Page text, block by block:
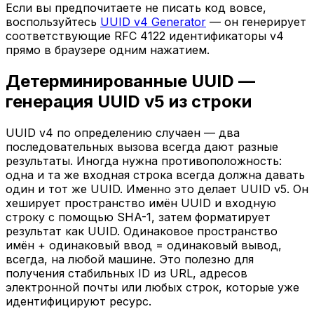
Если вы предпочитаете не писать код вовсе,
воспользуйтесь UUID v4 Generator — он генерирует
соответствующие RFC 4122 идентификаторы v4
прямо в браузере одним нажатием.
Детерминированные UUID —
генерация UUID v5 из строки
UUID v4 по определению случаен — два
последовательных вызова всегда дают разные
результаты. Иногда нужна противоположность:
одна и та же входная строка всегда должна давать
один и тот же UUID. Именно это делает UUID v5. Он
хеширует пространство имён UUID и входную
строку с помощью SHA-1, затем форматирует
результат как UUID. Одинаковое пространство
имён + одинаковый ввод = одинаковый вывод,
всегда, на любой машине. Это полезно для
получения стабильных ID из URL, адресов
электронной почты или любых строк, которые уже
идентифицируют ресурс.